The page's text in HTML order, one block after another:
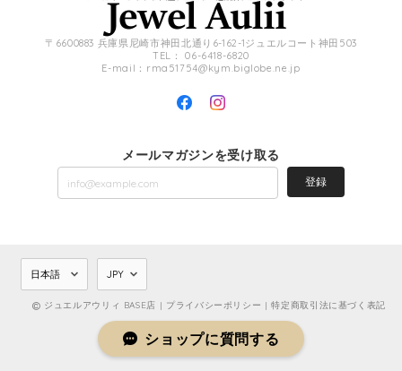
〒6600883 兵庫県尼崎市神田北通り6-162-1ジュエルコート神田503
TEL： 06-6418-6820
E-mail： rma51754@kym.biglobe.ne.jp
メールマガジンを受け取る
登録
ジュエルアウリィ BASE店 | プライバシーポリシー |特定商取引法に基づく表記
ショップに質問する